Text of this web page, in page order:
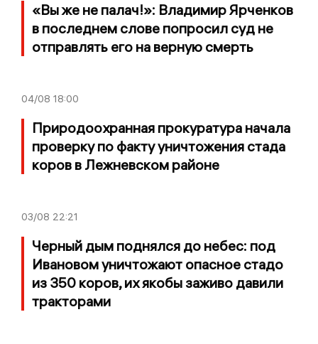
«Вы же не палач!»: Владимир Ярченков
в последнем слове попросил суд не
отправлять его на верную смерть
04/08 18:00
Природоохранная прокуратура начала
проверку по факту уничтожения стада
коров в Лежневском районе
03/08 22:21
Черный дым поднялся до небес: под
Ивановом уничтожают опасное стадо
из 350 коров, их якобы заживо давили
тракторами